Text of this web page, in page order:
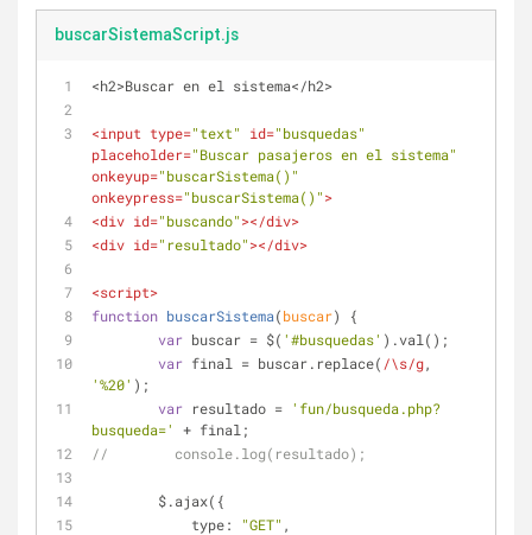
buscarSistemaScript.js
<h2>Buscar en el sistema</h2>
<input type="text" id="busquedas"
placeholder="Buscar pasajeros en el sistema"
onkeyup="buscarSistema()"
onkeypress="buscarSistema()">
<div id="buscando"></div>
<div id="resultado"></div>
<script>
function buscarSistema(buscar)
{
var buscar = $( '#busquedas' ).val();
var final = buscar.replace( /\s/g
'%20' );
var resultado = 'fun/busqueda.php?
busqueda='
+ final;
//        console.log(resultado);
        $.ajax({
type: "GET" ,